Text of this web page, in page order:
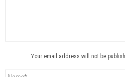
Your email address will not be